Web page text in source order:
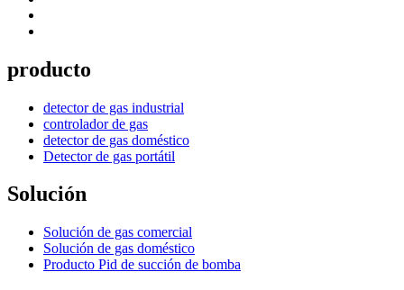
producto
detector de gas industrial
controlador de gas
detector de gas doméstico
Detector de gas portátil
Solución
Solución de gas comercial
Solución de gas doméstico
Producto Pid de succión de bomba